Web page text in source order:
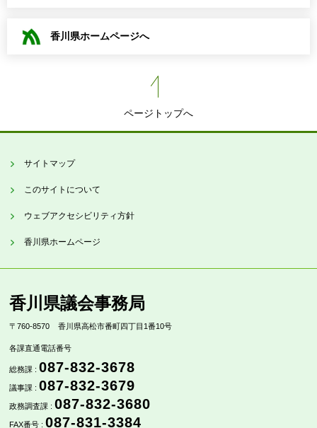
香川県ホームページへ
ページトップへ
サイトマップ
このサイトについて
ウェブアクセシビリティ方針
香川県ホームページ
香川県議会事務局
〒760-8570 香川県高松市番町四丁目1番10号
各課直通電話番号
総務課 : 087-832-3678
議事課 : 087-832-3679
政務調査課 : 087-832-3680
FAX番号 : 087-831-3384